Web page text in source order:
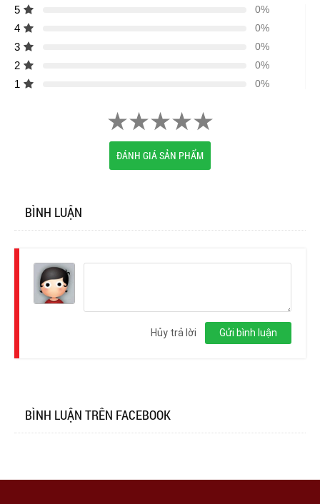
5 0%
4 0%
3 0%
2 0%
1 0%
ĐÁNH GIÁ SẢN PHẨM
BÌNH LUẬN
Gửi bình luận
Hủy trả lời
BÌNH LUẬN TRÊN FACEBOOK